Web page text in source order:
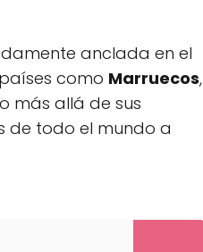
anclada en el
como Marruecos,
más allá de sus
de todo el mundo a